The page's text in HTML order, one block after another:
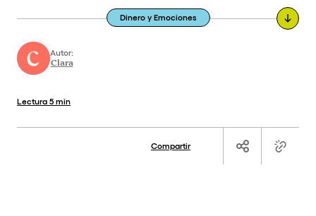
Dinero y Emociones
Autor:
Clara
Lectura 5 min
Compartir